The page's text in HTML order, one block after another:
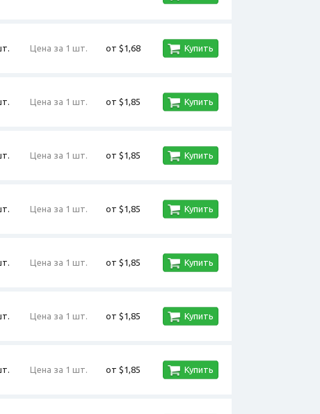
Цена за 1 шт. от $1,68 Купить
Цена за 1 шт. от $1,85 Купить
Цена за 1 шт. от $1,85 Купить
Цена за 1 шт. от $1,85 Купить
Цена за 1 шт. от $1,85 Купить
Цена за 1 шт. от $1,85 Купить
Цена за 1 шт. от $1,85 Купить